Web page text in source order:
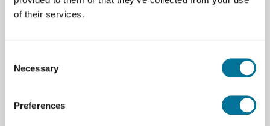
of their services.
Selection
Necessary
Preferences
Merk
Joy-IT